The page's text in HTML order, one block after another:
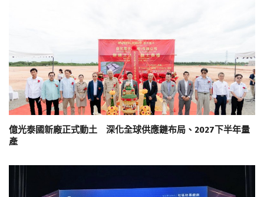
億光泰國新廠正式動土 深化全球供應鏈布局、2027下半年量
產